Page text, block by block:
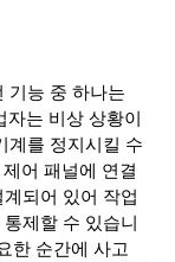
기능 중 하나는
자는 비상 상황이
계를 정지시킬 수
어 패널에 연결
되어 있어 작업
제할 수 있습니
한 순간에 사고